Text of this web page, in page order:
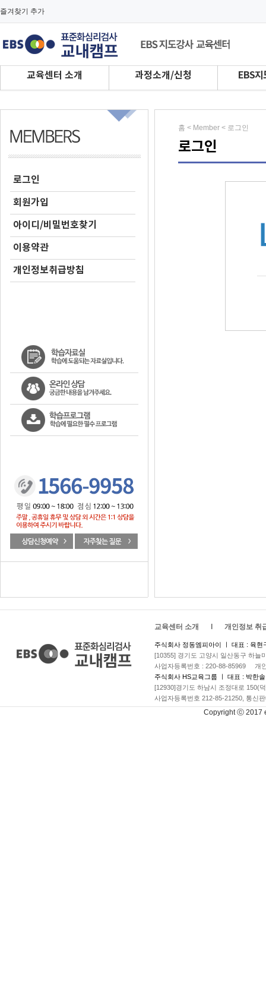
즐겨찾기 추가
교육센터 소개 과정소개/신청 EBS지
로그인
회원가입
아이디/비밀번호찾기
이용약관
개인정보취급방침
홈 < Member < 로그인
로그인
교육센터 소개 개인정보 취
주식회사 정동엠피아이 ㅣ 대표 : 육현
[10355] 경기도 고양시 일산동구 하늘
사업자등록번호 : 220-88-85969 개
주식회사 HS교육그룹 ㅣ 대표 : 박한솔
[12930]경기도 하남시 조정대로 150(
사업자등록번호 212-85-21250, 통신
Copyright ⓒ 2017